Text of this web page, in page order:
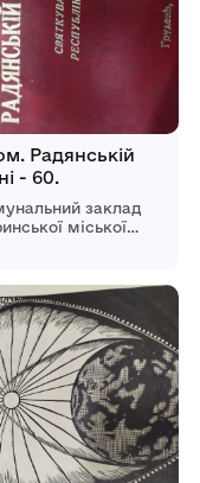
Радянській
- 60.
заклад
міської
Павла Попова"